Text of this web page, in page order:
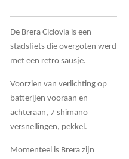
De Brera Ciclovia is een
stadsfiets die overgoten werd
met een retro sausje.
Voorzien van verlichting op
batterijen vooraan en
achteraan, 7 shimano
versnellingen, pekkel.
Momenteel is Brera zijn